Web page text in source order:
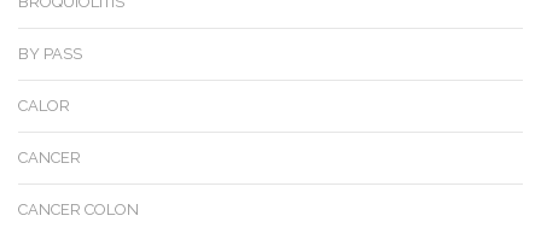
BY PASS
CALOR
CANCER
CANCER COLON